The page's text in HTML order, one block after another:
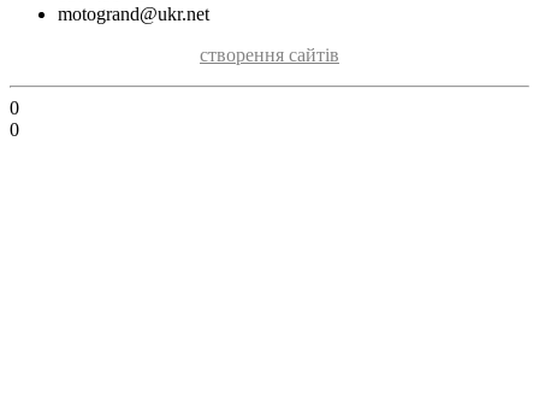
motogrand@ukr.net
створення сайтів
0
0